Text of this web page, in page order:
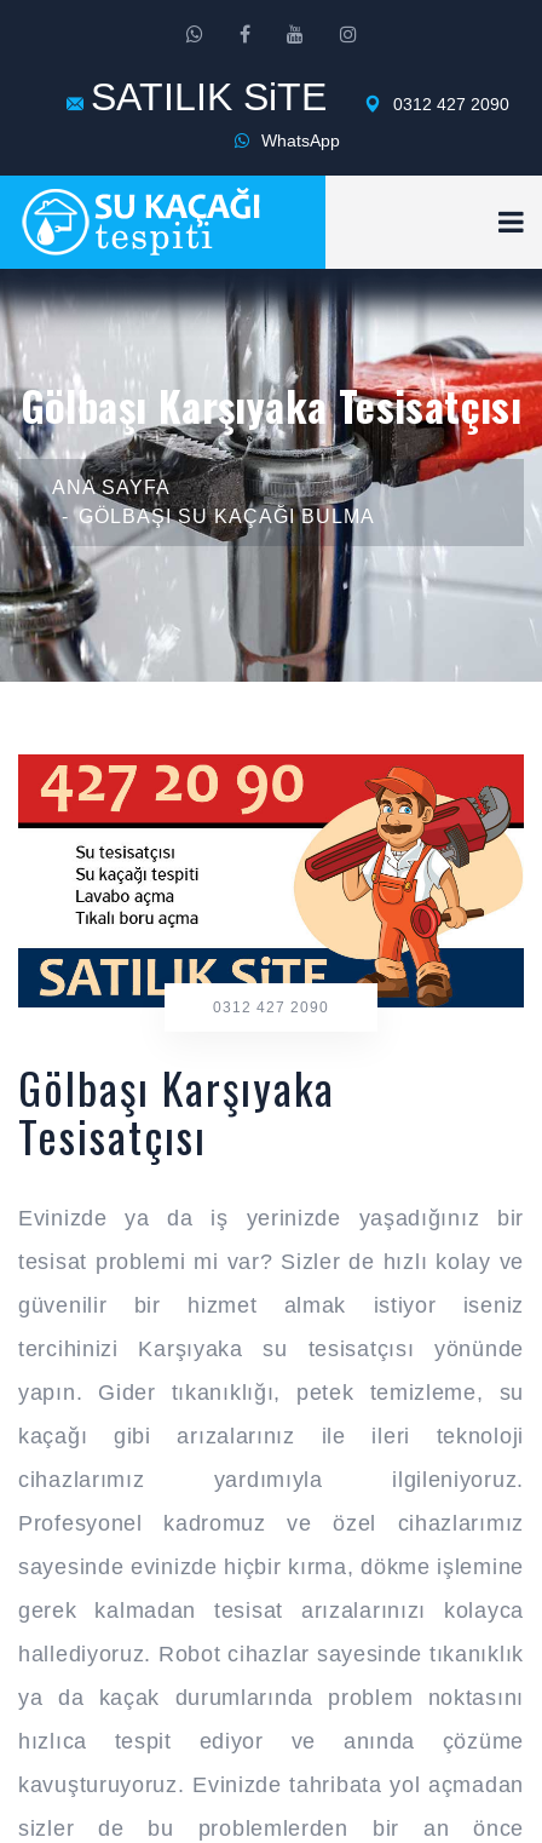
SATILIK SiTE
0312 427 2090
WhatsApp
Gölbaşı Karşıyaka Tesisatçısı
ANA SAYFA
GÖLBAŞI SU KAÇAĞI BULMA
0312 427 2090
Gölbaşı Karşıyaka
Tesisatçısı
Evinizde ya da iş yerinizde yaşadığınız bir
tesisat problemi mi var? Sizler de hızlı kolay ve
güvenilir bir hizmet almak istiyor iseniz
tercihinizi Karşıyaka su tesisatçısı yönünde
yapın. Gider tıkanıklığı, petek temizleme, su
kaçağı gibi arızalarınız ile ileri teknoloji
cihazlarımız yardımıyla ilgileniyoruz.
Profesyonel kadromuz ve özel cihazlarımız
sayesinde evinizde hiçbir kırma, dökme işlemine
gerek kalmadan tesisat arızalarınızı kolayca
hallediyoruz. Robot cihazlar sayesinde tıkanıklık
ya da kaçak durumlarında problem noktasını
hızlıca tespit ediyor ve anında çözüme
kavuşturuyoruz. Evinizde tahribata yol açmadan
sizler de bu problemlerden bir an önce